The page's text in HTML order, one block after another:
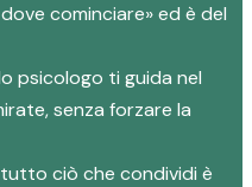
cominciare» ed è del
psicologo ti guida nel
senza forzare la
ciò che condividi è